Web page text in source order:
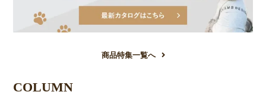
商品特集一覧へ
COLUMN